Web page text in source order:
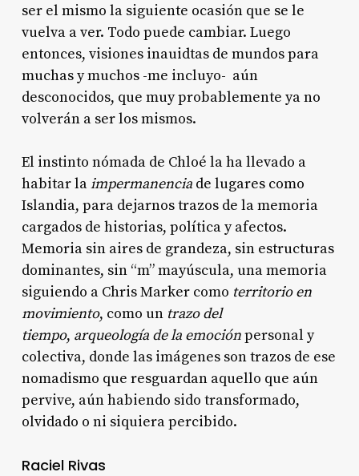
ser el mismo la siguiente ocasión que se le
vuelva a ver. Todo puede cambiar. Luego
entonces, visiones inauidtas de mundos para
muchas y muchos -me incluyo- aún
desconocidos, que muy probablemente ya no
volverán a ser los mismos.
El instinto nómada de Chloé la ha llevado a
habitar laimpermanenciade lugares como
Islandia, para dejarnos trazos de la memoria
cargados de historias, política y afectos.
Memoria sin aires de grandeza, sin estructuras
dominantes, sin “m” mayúscula, una memoria
siguiendo a Chris Marker como territorio en
movimiento, como un trazo del
tiempo, arqueología de la emociónpersonal y
colectiva, donde las imágenes son trazos de ese
nomadismo que resguardan aquello que aún
pervive, aún habiendo sido transformado,
olvidado o ni siquiera percibido.
Raciel Rivas